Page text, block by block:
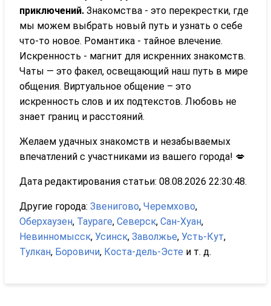
приключений. Знакомства - это перекрестки, где
мы можем выбрать новый путь и узнать о себе
что-то новое. Романтика - тайное влечение.
Искренность - магнит для искренних знакомств.
Чаты — это факел, освещающий наш путь в мире
общения. Виртуальное общение – это
искренность слов и их подтекстов. Любовь не
знает границ и расстояний.
Желаем удачных знакомств и незабываемых
впечатлений с участниками из вашего города! 💋
Дата редактирования статьи: 08.08.2026 22:30:48.
Другие города: Звенигово, Черемхово,
Оберхаузен, Таураге, Северск, Сан-Хуан,
Невинномысск, Усинск, Заволжье, Усть-Кут,
Тулкан, Боровичи, Коста-дель-Эсте и т. д.